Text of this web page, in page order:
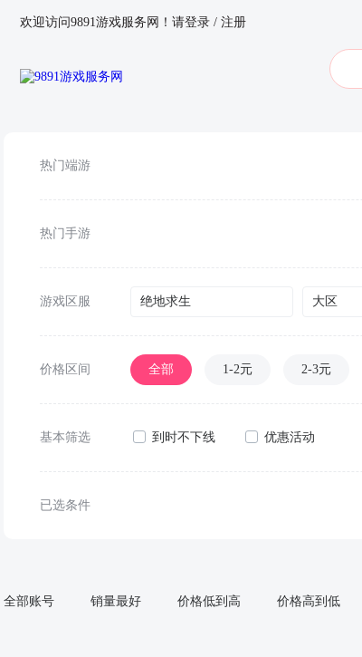
欢迎访问9891游戏服务网！ 请登录 / 注册
热门端游
热门手游
游戏区服 绝地求生 大区
价格区间 全部 1-2元 2-3元
基本筛选 到时不下线 优惠活动
已选条件
全部账号 销量最好 价格低到高 价格高到低